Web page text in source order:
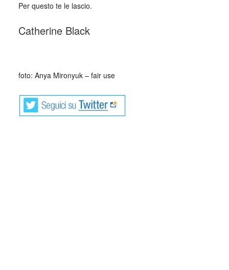
Per questo te le lascio.
Catherine Black
foto: Anya Mironyuk – fair use